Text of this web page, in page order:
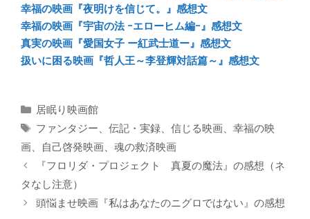
幸福の映画『夜明けを信じて。』感想文
幸福の映画『宇宙の法 ｰエローヒム編ｰ』感想文
真実の映画『愛国女子 ー紅武士道ー』感想文
扱いに困る映画『哲人王～李登輝対話篇～』感想文
カ
テ
ゴ
リ
ー
居眠り映画館
タ
グ
ファンタジー、 伝記・実録、 信じる映画、 幸福の映
画、 自己啓発映画、 魂の救済映画
『フロリダ・プロジェクト 真夏の魔法』の感想（ネ
タなし注意）
頭悩ませ映画『私はあなたのニグロではない』の感想